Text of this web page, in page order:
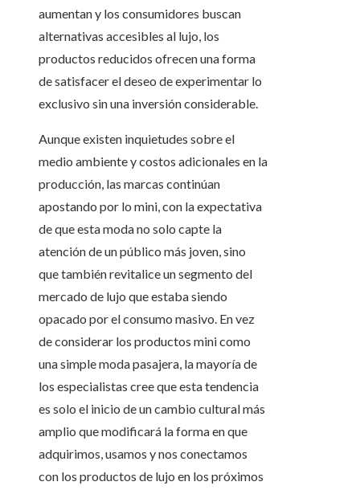
aumentan y los consumidores buscan
alternativas accesibles al lujo, los
productos reducidos ofrecen una forma
de satisfacer el deseo de experimentar lo
exclusivo sin una inversión considerable.
Aunque existen inquietudes sobre el
medio ambiente y costos adicionales en la
producción, las marcas continúan
apostando por lo mini, con la expectativa
de que esta moda no solo capte la
atención de un público más joven, sino
que también revitalice un segmento del
mercado de lujo que estaba siendo
opacado por el consumo masivo. En vez
de considerar los productos mini como
una simple moda pasajera, la mayoría de
los especialistas cree que esta tendencia
es solo el inicio de un cambio cultural más
amplio que modificará la forma en que
adquirimos, usamos y nos conectamos
con los productos de lujo en los próximos